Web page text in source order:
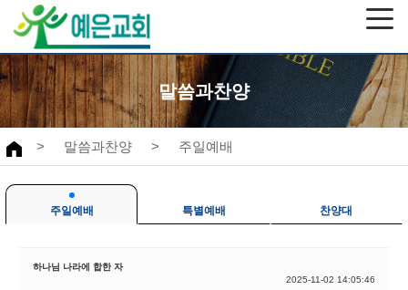
말씀과찬양
> 말씀과찬양 > 주일예배
주일예배 특별예배 찬양대
하나님 나라에 합한 자
2025-11-02 14:05:46